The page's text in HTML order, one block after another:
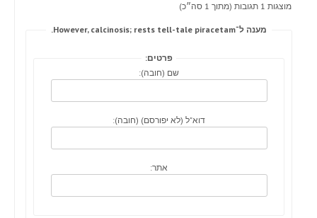
מוצגות 1 תגובות (מתוך 1 סה״כ)
מענה ל־However, calcinosis; rests tell-tale piracetam.
פרטים:
שם (חובה):
דוא"ל (לא יפורסם) (חובה):
אתר: